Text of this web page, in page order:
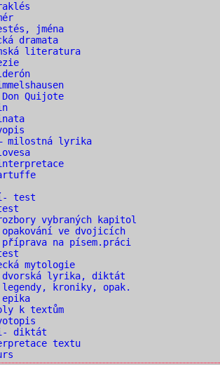
jména
dramata
literatura
Quijote
– milostná lyrika
test
vybraných kapitol
opakování ve dvojicích
příprava na písem.práci
mytologie
dvorská lyrika, diktát
legendy, kroniky, opak.
k textům
diktát
textu